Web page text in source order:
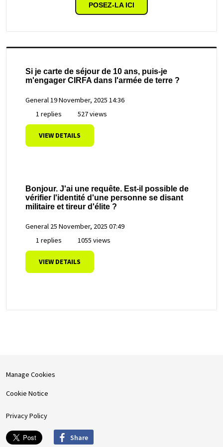
POSEZ-LA ICI
Si je carte de séjour de 10 ans, puis-je
m'engager CIRFA dans l'armée de terre ?
General19 November, 2025 14:36
1 replies
527 views
VIEW DETAILS
Bonjour. J'ai une requête. Est-il possible de
vérifier l'identité d'une personne se disant
militaire et tireur d'élite ?
General 25 November, 2025 07:49
1 replies
1055 views
VIEW DETAILS
Manage Cookies
Cookie Notice
Privacy Policy
Share